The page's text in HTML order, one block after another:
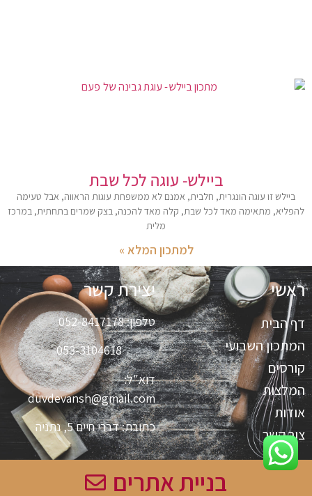
ביילש- עוגה לכל שבת
ביילש זו עוגה הונגרית, חלבית, אמנם לא ממשפחת עוגות הראווה, אבל טעימה
להפליא, מתאימה מאד לכל שבת, קלה מאד להכנה, בצק שמרים בתחתית, במרכז
מלית
למתכון המלא »
ראשי
דף הבית
המתכון השבועי
קורסים
המלצות
אודות
צור קשר
יצירת קשר
טלפון:052-8417178
053-3104618
דוא"ל:
duvdevansh@gmail.com
כתובת:דברי חיים 5, נתניה
בניית אתרים